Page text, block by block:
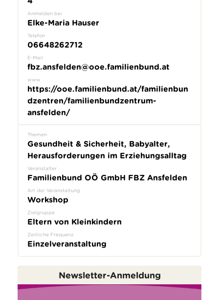
Anmelden bei
Elke-Maria Hauser
Telefon
06648262712
E-Mail
fbz.ansfelden@ooe.familienbund.at
www
https://ooe.familienbund.at/familienbun
dzentren/familienbundzentrum-
ansfelden/
Themen
Gesundheit & Sicherheit, Babyalter,
Herausforderungen im Erziehungsalltag
Veranstalter
Familienbund OÖ GmbH FBZ Ansfelden
Art der Veranstaltung
Workshop
Zielgruppe
Eltern von Kleinkindern
Zeitliche Frequenz
Einzelveranstaltung
Newsletter-Anmeldung